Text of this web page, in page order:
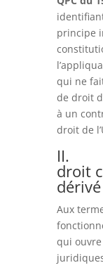
principe
qui ne
de droit
à un
droit de
II.
droit
Aux
qui